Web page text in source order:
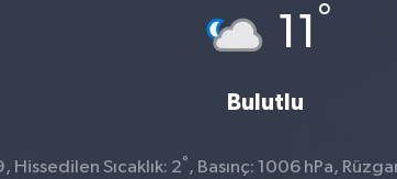
11 °
Bulutlu
Hissedilen Sıcaklık: 2°, Basınç: 1006 hPa,